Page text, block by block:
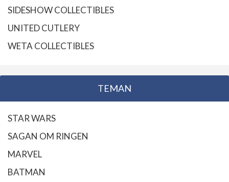
SIDESHOW COLLECTIBLES
UNITED CUTLERY
WETA COLLECTIBLES
TEMAN
STAR WARS
SAGAN OM RINGEN
MARVEL
BATMAN